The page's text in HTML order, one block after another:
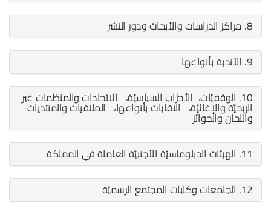
8. مراكز الدراسات والأبحاث ودور النشر
9. الأندية بأنواعها
10. الوقفيّات، الأحزاب السياسيّة، الاتحادات والمنظمات غير
الربحيّة والإغاثيّة، النقابات بأنواعها، الملتقيات والمنتديات
واللجان والجوائز
11. الهيئات الدبلوماسيّة الأجنبيّة العاملة في المملكة
12. الجامعات وكليات المجتمع الرسميّة